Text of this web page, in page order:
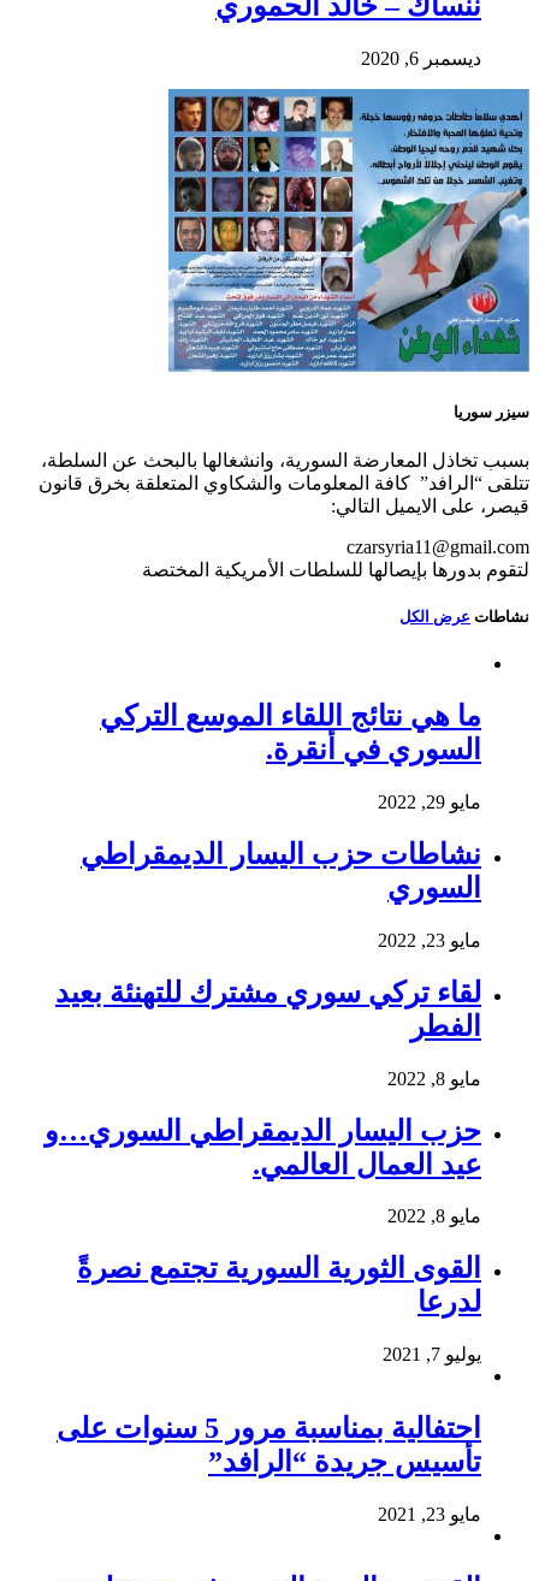
ديسمبر 6, 2020
سيزر سوريا
بسبب تخاذل المعارضة السورية، وانشغالها بالبحث عن السلطة،
تتلقى “الرافد” كافة المعلومات والشكاوي المتعلقة بخرق قانون
قيصر، على الايميل التالي:
czarsyria11@gmail.com
لتقوم بدورها بإيصالها للسلطات الأمريكية المختصة
نشاطات عرض الكل
ما هي نتائج اللقاء الموسع التركي
السوري في أنقرة.
مايو 29, 2022
نشاطات حزب اليسار الديمقراطي
السوري
مايو 23, 2022
لقاء تركي سوري مشترك للتهنئة بعيد
الفطر
مايو 8, 2022
حزب اليسار الديمقراطي السوري…و
عيد العمال العالمي.
مايو 8, 2022
القوى الثورية السورية تجتمع نصرةً
لدرعا
يوليو 7, 2021
احتفالية بمناسبة مرور 5 سنوات على
تأسيس جريدة “الرافد”
مايو 23, 2021